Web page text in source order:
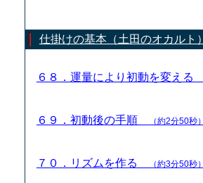
仕掛けの基本（土田のオカルト）
６８．運量により初動を変える
６９．初動後の手順 （約2分50秒）
７０．リズムを作る （約3分50秒）